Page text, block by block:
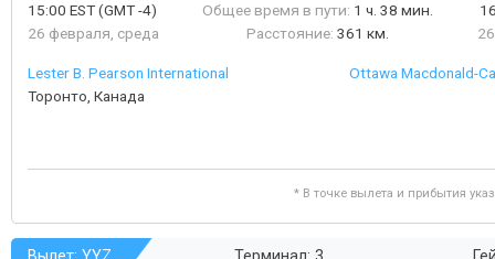
15:00 EST(GMT -4)
26 февраля, среда
Общее время в пути: 1 ч. 38 мин.
Расстояние: 361 км.
Lester B. Pearson International
Торонто, Канада
Ottawa Macdonald-
* В точке вылета и прибытия